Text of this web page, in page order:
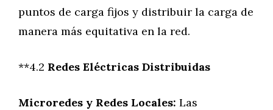
puntos de carga fijos y distribuir la carga de
manera más equitativa en la red.
**4.2 Redes Eléctricas Distribuidas
Microredes y Redes Locales: Las